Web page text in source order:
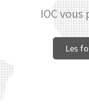
IOC vous
Les